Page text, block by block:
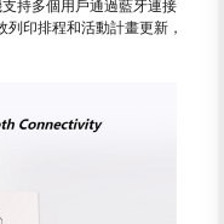
持多個用戶通過藍牙連接
印排程和活動計畫更新，